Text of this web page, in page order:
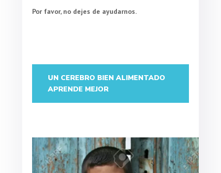
Por favor, no dejes de ayudarnos.
UN CEREBRO BIEN ALIMENTADO
APRENDE MEJOR